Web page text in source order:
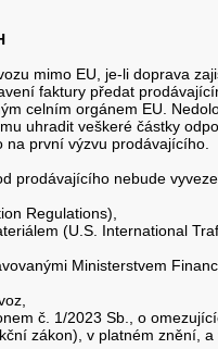
mimo EU, je-li doprava
faktury předat
celním orgánem EU.
uhradit veškeré částky
první výzvu prodávajícího.
prodávajícího nebude
Regulations),
(U.S. International
Ministerstvem
č. 1/2023 Sb., o
zákon), v platném znění,